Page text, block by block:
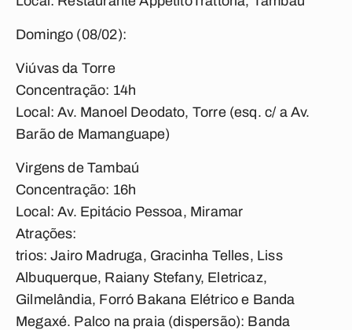
Domingo (08/02):
Viúvas da Torre
Concentração: 14h
Local: Av. Manoel Deodato, Torre (esq. c/ a Av.
Barão de Mamanguape)
Virgens de Tambaú
Concentração: 16h
Local: Av. Epitácio Pessoa, Miramar
Atrações:
trios: Jairo Madruga, Gracinha Telles, Liss
Albuquerque, Raiany Stefany, Eletricaz,
Gilmelândia, Forró Bakana Elétrico e Banda
Megaxé. Palco na praia (dispersão): Banda